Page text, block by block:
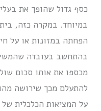
כסף גדול שהופך את
במיוחד. במקרה כזה,
הפחתה במזונות או על
בהתחשב בעובדה
מכספו את אותו סכום
להתעלם מכך שירושה
על המציאות הכלכלית של